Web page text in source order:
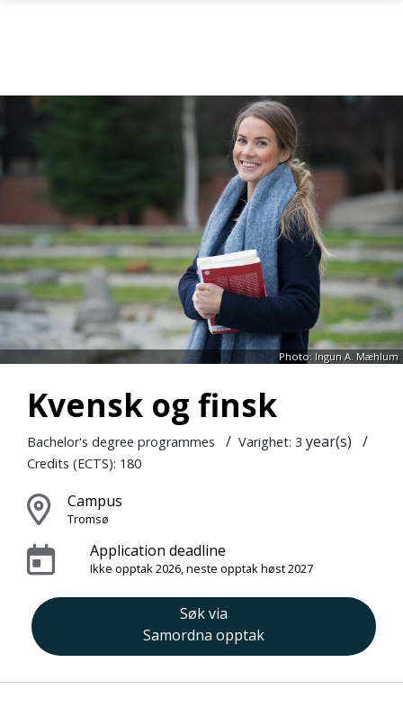
Skip to main content
Photo: Ingun A. Mæhlum
Kvensk og finsk
Bachelor's degree programmes / Varighet: 3 year(s) /
Credits (ECTS): 180
Campus
Tromsø
Application deadline
Ikke opptak 2026, neste opptak høst 2027
Søk via
Samordna opptak